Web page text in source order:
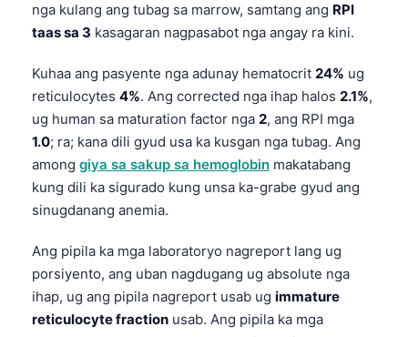
nga kulang ang tubag sa marrow, samtang ang RPI
taas sa 3 kasagaran nagpasabot nga angay ra kini.
Kuhaa ang pasyente nga adunay hematocrit 24% ug
reticulocytes 4%. Ang corrected nga ihap halos 2.1%,
ug human sa maturation factor nga 2, ang RPI mga
1.0; ra; kana dili gyud usa ka kusgan nga tubag. Ang
among giya sa sakup sa hemoglobin makatabang
kung dili ka sigurado kung unsa ka-grabe gyud ang
sinugdanang anemia.
Ang pipila ka mga laboratoryo nagreport lang ug
porsiyento, ang uban nagdugang ug absolute nga
ihap, ug ang pipila nagreport usab ug immature
reticulocyte fraction usab. Ang pipila ka mga